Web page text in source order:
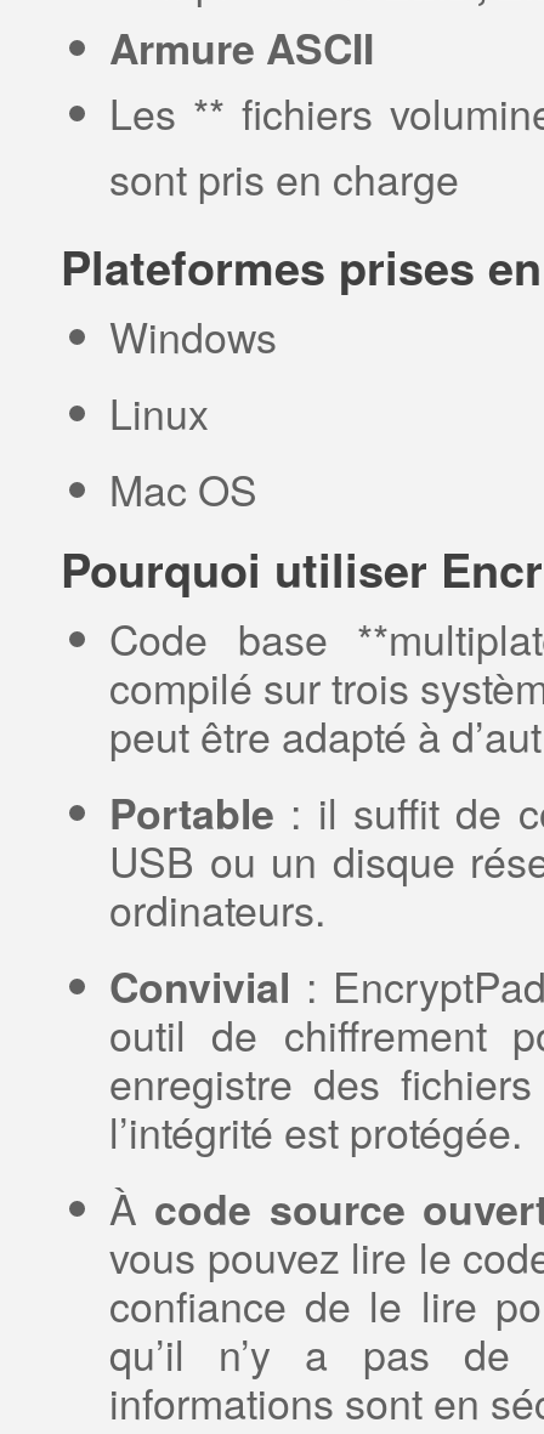
Armure ASCII
Les ** fichiers
sont pris en charge
Plateformes prises
Windows
Linux
Mac OS
Pourquoi utiliser
Code base
compilé sur trois
peut être adapté à
Portable : il suffit de
USB ou un disque
ordinateurs.
Convivial :
outil de chiffrement
enregistre des
l’intégrité est protégée.
À code source
vous pouvez lire le
confiance de le lire
qu’il n’y a pas de
informations sont en